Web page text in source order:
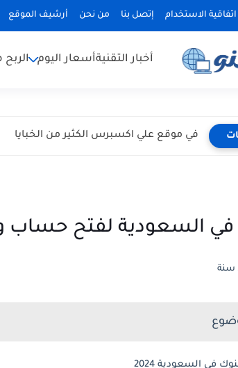
اتفاقية الاستخدام إتصل بنا من نحن أرشيف الموقع
أخبار التقنيةأسعار اليوم الربح
في موقع علي اكسبرس الكثير من الخبايا
السعودية لفتح حساب
في السعودية 2024